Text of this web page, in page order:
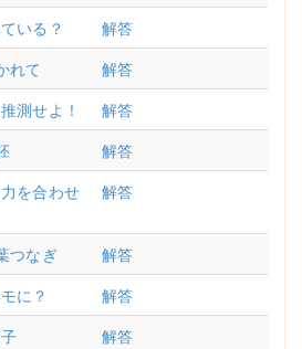
いる？
解答
れて
解答
測せよ！
解答
解答
を合わせ
解答
つなぎ
解答
に？
解答
解答